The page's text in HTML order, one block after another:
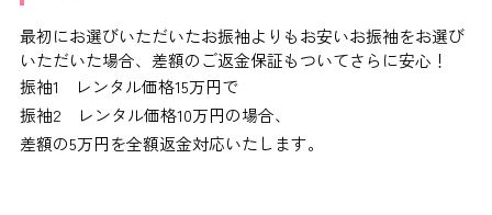
最初にお選びいただいたお振袖よりもお安いお振袖をお選び
いただいた場合、差額のご返金保証もついてさらに安心！
振袖1 レンタル価格15万円で
振袖2 レンタル価格10万円の場合、
差額の5万円を全額返金対応いたします。